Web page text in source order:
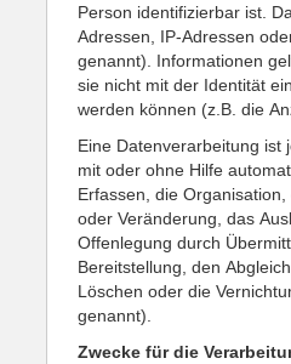
Person identifizierbar ist.
Adressen, IP-Adressen
genannt). Informationen
sie nicht mit der Identität
werden können (z.B. die
Eine Datenverarbeitung ist
mit oder ohne Hilfe
Erfassen, die
oder Veränderung, das
Offenlegung durch
Bereitstellung, den
Löschen oder die
genannt).
Zwecke für die